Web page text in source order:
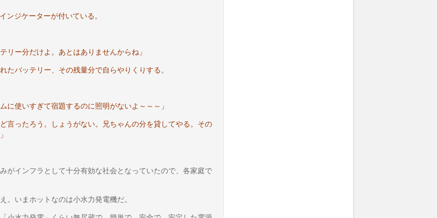
ジケーターが付いている。
ー分だけよ。あとはありませんからね」
バッテリー、その残量分で自らやりくりする。
使いすぎて宿題するのに照明がないよ～～～」
ったろう。しょうがない。兄ちゃんの分を貸してやる。その
がインフラとして十分有効な社会となっていたので、各家庭で
。いまホットなのは小水力発電機だ。